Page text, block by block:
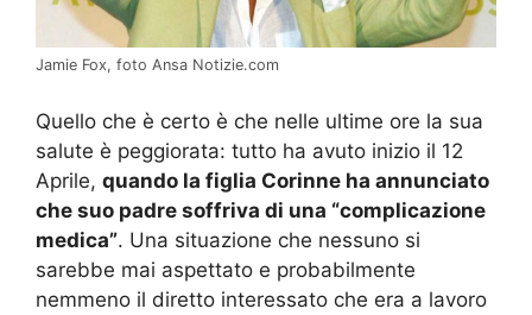
Jamie Fox, foto Ansa Notizie.com
Quello che è certo è che nelle ultime ore la sua
salute è peggiorata: tutto ha avuto inizio il 12
Aprile, quando la figlia Corinne ha annunciato
che suo padre soffriva di una “complicazione
medica”. Una situazione che nessuno si
sarebbe mai aspettato e probabilmente
nemmeno il diretto interessato che era a lavoro